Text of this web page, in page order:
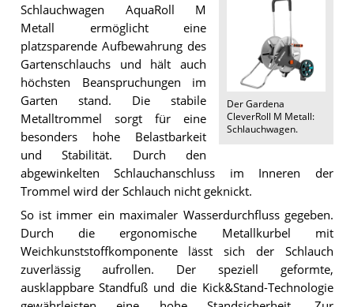
Der Gardena
CleverRoll M Metall:
Schlauchwagen.
Schlauchwagen AquaRoll M
Metall ermöglicht eine
platzsparende Aufbewahrung des
Gartenschlauchs und hält auch
höchsten Beanspruchungen im
Garten stand. Die stabile
Metalltrommel sorgt für eine
besonders hohe Belastbarkeit
und Stabilität. Durch den
abgewinkelten Schlauchanschluss im Inneren der
Trommel wird der Schlauch nicht geknickt.
So ist immer ein maximaler Wasserdurchfluss gegeben.
Durch die ergonomische Metallkurbel mit
Weichkunststoffkomponente lässt sich der Schlauch
zuverlässig aufrollen. Der speziell geformte,
ausklappbare Standfuß und die Kick&Stand-Technologie